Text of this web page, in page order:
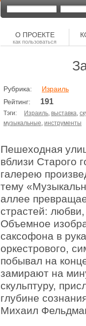
О ПРОЕКТЕ
как пользоваться
Рубрика: Израиль
Рейтинг: 191
Тэги: Израиль, выставка,
музыкальные, инструменты
Пешеходная
вблизи Старого
галерею
тему
аллее
страстей:
Объемное
саксофона в
оркестрового,
побывал на
замирают на
скульптуру,
глубине
Михаил